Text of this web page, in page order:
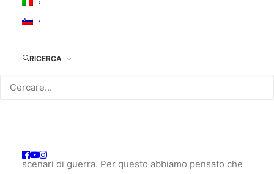
RICERCA
soprattutto i giovani, si è trattato di un vero e proprio
trauma
porta con sé.
Testimoniare e raccontare sono delle preziose
(Morin) oggi tanto più necessari di fronte ai nuovi
scenari di guerra. Per questo abbiamo pensato che